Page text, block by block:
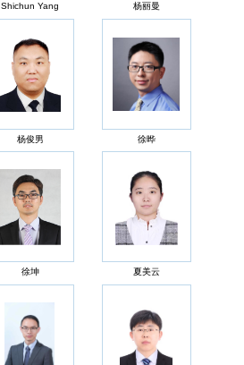
Shichun Yang 杨丽曼
杨俊男 徐晔
徐坤 夏美云